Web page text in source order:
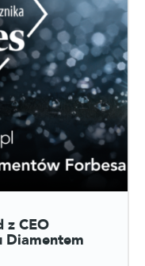
CEO
Diamentem